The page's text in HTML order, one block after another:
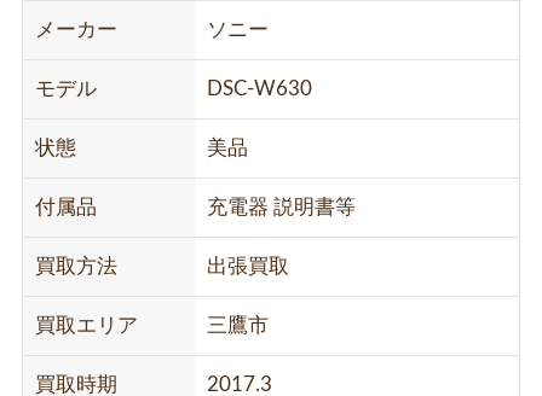
メーカー ソニー
モデル DSC-W630
状態 美品
付属品 充電器 説明書等
買取方法 出張買取
買取エリア 三鷹市
買取時期 2017.3